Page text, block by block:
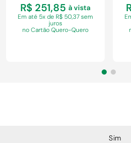
R$ 251,85 à vista
Ematé 5x de R$ 50,37 sem
juros
no Cartão Quero-Quero
Sim